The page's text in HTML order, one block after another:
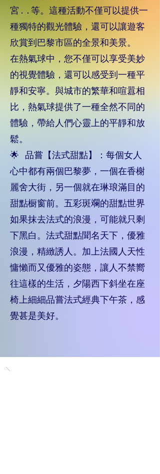
宮..等。這種活動不僅可以提供一
種獨特的觀光體驗，還可以讓遊客
欣賞到巴黎市區的全景和美景。
在熱氣球中，您不僅可以享受美妙
的視覺體驗，還可以感受到一種平
靜和安寧。與城市的繁華和喧囂相
比，熱氣球提供了一種全然不同的
體驗，帶給人們心靈上的平靜和放
鬆。
🌟 品嘗【法式甜點】：每個女人
心中都有兩個巴黎夢，一個在香榭
麗舍大街，另一個就在琳琅滿目的
甜點橱窗前。五彩斑斕的甜點世界
如果抹去法式的浪漫，可能就只剩
下黑白。法式甜點聞名天下，優雅
浪漫，精緻誘人。加上法國人天性
慵懶而又優雅的姿態，讓人不禁嚮
往這樣的生活，夕陽西下斜坐在座
椅上細細品嘗法式經典下午茶，感
覺甚是美好。